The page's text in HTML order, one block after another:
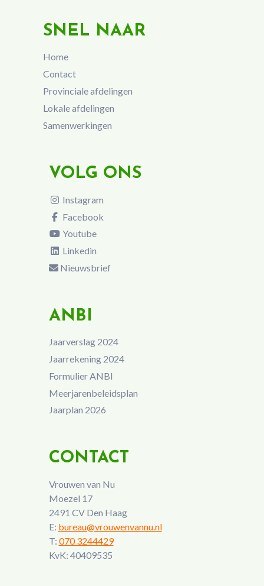
SNEL NAAR
Home
Contact
Provinciale afdelingen
Lokale afdelingen
Samenwerkingen
VOLG ONS
Instagram
Facebook
Youtube
Linkedin
Nieuwsbrief
ANBI
Jaarverslag 2024
Jaarrekening 2024
Formulier ANBI
Meerjarenbeleidsplan
Jaarplan 2026
CONTACT
Vrouwen van Nu
Moezel 17
2491 CV Den Haag
E: bureau@vrouwenvannu.nl
T: 070 3244429
KvK: 40409535